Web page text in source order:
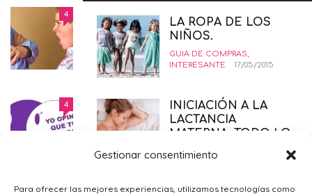
Gestionar consentimiento
Para ofrecer las mejores experiencias, utilizamos tecnologías como
LA ROPA DE LOS
NIÑOS.
GUIA DE COMPRAS,
INTERESANTE
17/05/2015
INICIACIÓN A LA
LACTANCIA
MATERNA. TODO LO
QUE DEBES SABER.
4
COMÓ CRIAR NIÑOS
INSORPOTABLES. LA GUÍA
DEFINITIVA.
EDUCANDO CON AMOR
PSICOLOGÍA-
EDUCACIÓN
12/02/2015
4
DERECHO AL ABORTO LEGAL
SEGURO Y GRATUITO
4 ¿POR QUÉ ME SIENTO TRISTE?